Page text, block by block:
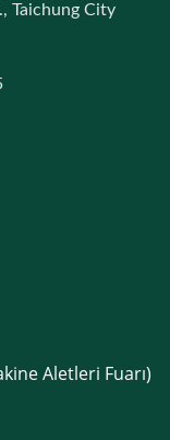
Taichung City
Aletleri Fuarı)